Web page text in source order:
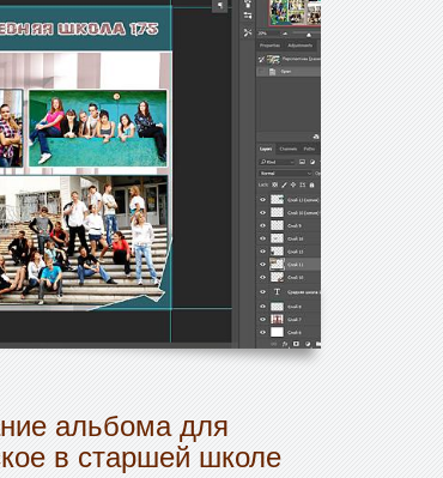
альбома для
в старшей школе